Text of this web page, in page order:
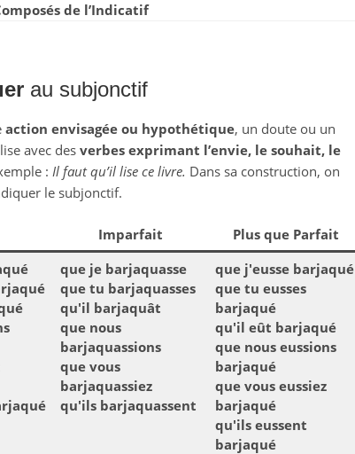
de l’Indicatif
au subjonctif
action envisagée ou hypothétique, un doute ou un
avec des verbes exprimant l’envie, le souhait, le
: Il faut qu’il lise ce livre. Dans sa construction, on
le subjonctif.
Imparfait
Plus que Parfait
que je barjaquasse
que tu barjaquasses
qu'il barjaquât
que nous
barjaquassions
que vous
barjaquassiez
qu'ils barjaquassent
que j'eusse barjaqué
que tu eusses
barjaqué
qu'il eût barjaqué
que nous eussions
barjaqué
que vous eussiez
barjaqué
qu'ils eussent
barjaqué